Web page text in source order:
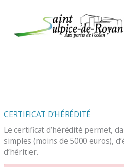
CERTIFICAT D’HÉRÉDITÉ
Le certificat d’hérédité permet,
simples (moins de 5000 euros),
d’héritier.